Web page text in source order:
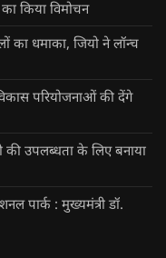
का किया विमोचन
का धमाका, जियो ने लॉन्च
परियोजनाओं की देंगे
की उपलब्धता के लिए बनाया
पार्क : मुख्यमंत्री डॉ.